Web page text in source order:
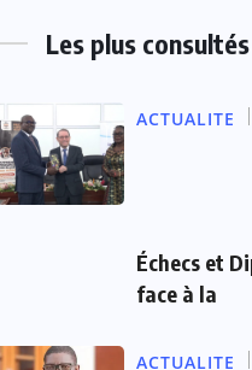
Les plus consultés
ACTUALITE
Échecs et
face à la
ACTUALITE